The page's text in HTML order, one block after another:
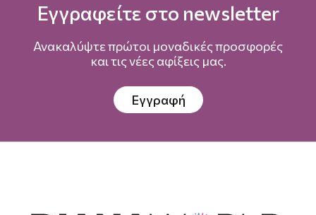
Εγγραφείτε στο newsletter
Ανακαλύψτε πρώτοι μοναδικές προσφορές
και τις νέες αφίξεις μας.
Εγγραφή